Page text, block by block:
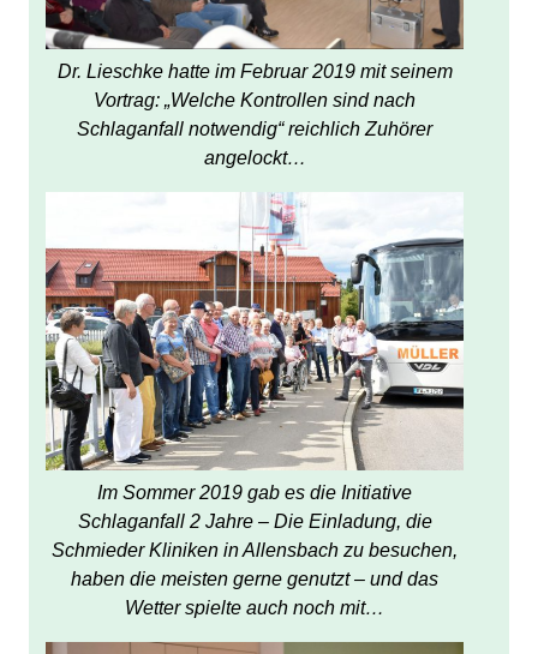
Dr. Lieschke hatte im Februar 2019 mit seinem
Vortrag: „Welche Kontrollen sind nach
Schlaganfall notwendig“ reichlich Zuhörer
angelockt…
Im Sommer 2019 gab es die Initiative
Schlaganfall 2 Jahre – Die Einladung, die
Schmieder Kliniken in Allensbach zu besuchen,
haben die meisten gerne genutzt – und das
Wetter spielte auch noch mit…